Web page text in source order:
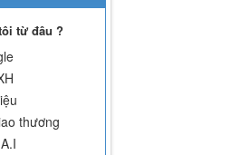
từ đâu ?
thương